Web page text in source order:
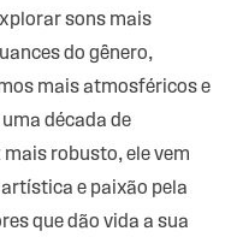
sons mais
do gênero,
mais atmosféricos e
década de
robusto, ele vem
e paixão pela
que dão vida a sua